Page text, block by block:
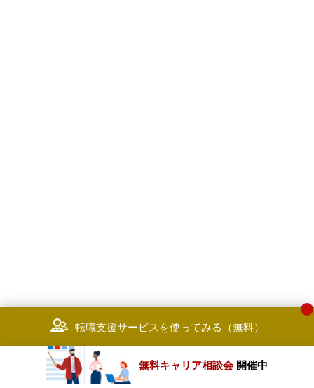
転職支援サービスを使ってみる（無料）
無料キャリア相談会 開催中